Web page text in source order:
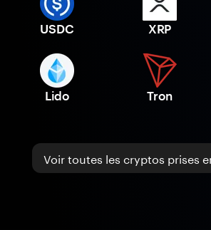
USDC XRP
Lido Tron
Voir toutes les cryptos prises